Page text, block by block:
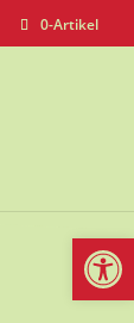
0-Artikel